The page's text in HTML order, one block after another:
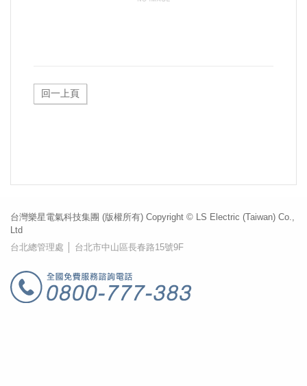
台灣樂星電氣科技集團 (版權所有) Copyright © LS Electric (Taiwan) Co.,
Ltd
台北總管理處 │ 台北市中山區長春路15號9F